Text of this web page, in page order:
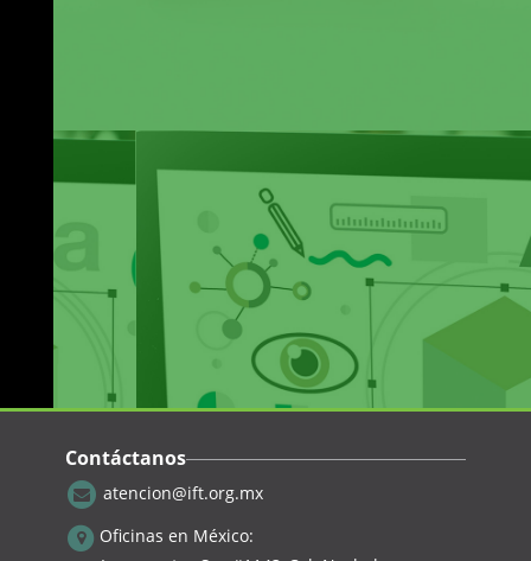
Contáctanos
atencion@ift.org.mx
Oficinas en México: